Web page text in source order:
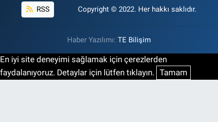
RSS Copyright © 2022. Her hakkı saklıdır.
Haber Yazılımı: TE Bilişim
En iyi site deneyimi sağlamak için çerezlerden
faydalanıyoruz. Detaylar için lütfen tıklayın. Tamam